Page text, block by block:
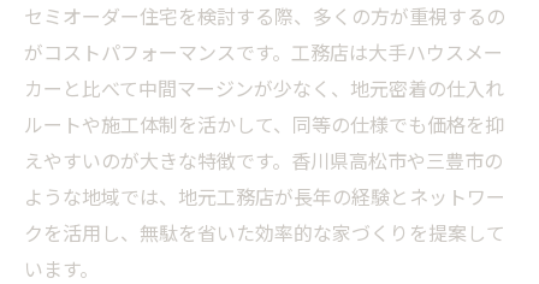
セミオーダー住宅を検討する際、多くの方が重視するの
がコストパフォーマンスです。工務店は大手ハウスメー
カーと比べて中間マージンが少なく、地元密着の仕入れ
ルートや施工体制を活かして、同等の仕様でも価格を抑
えやすいのが大きな特徴です。香川県高松市や三豊市の
ような地域では、地元工務店が長年の経験とネットワー
クを活用し、無駄を省いた効率的な家づくりを提案して
います。